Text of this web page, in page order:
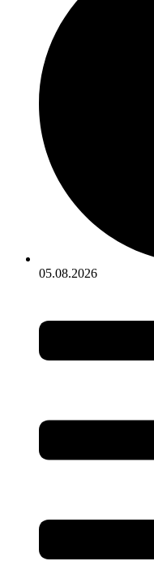
05.08.2026